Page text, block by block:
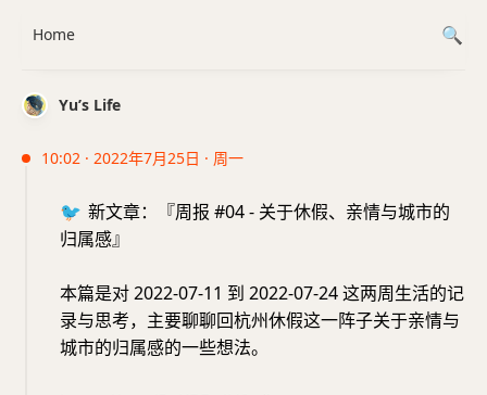
Yu’s Life
10:02 · 2022年7月25日 · 周一
🐦 新文章：『周报 #04 - 关于休假、亲情与城市的
归属感』
本篇是对 2022-07-11 到 2022-07-24 这两周生活的记
录与思考，主要聊聊回杭州休假这一阵子关于亲情与
城市的归属感的一些想法。
Home